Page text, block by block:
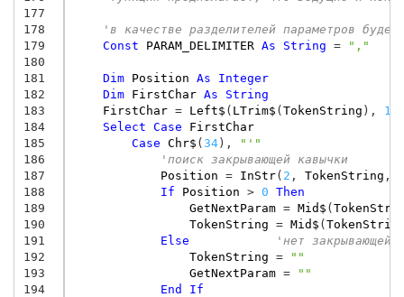
177
178
179
180
181
182
183
184
185
186
187
188
189
190
191
192
193
194
'в качестве разделителей параметров будет
Const
PARAM_DELIMITER As String = ","
Dim Position As
Integer
Dim
FirstChar As
String
FirstChar = Left$ ( LTrim$ (TokenString ), 1
Select Case
FirstChar
Case Chr$ (34),
"'"
'поиск закрывающей кавычки
Position = InStr( 2 , TokenString ,
If
Position > 0 Then
GetNextParam = Mid$ (
TokenString = Mid$ (
Else
'нет закрывающей
TokenString =
""
GetNextParam =
""
End
If